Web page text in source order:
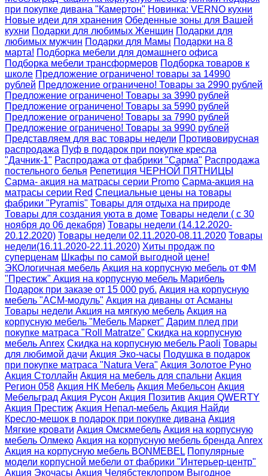
при покупке дивана "Камертон" Новинка: VERNO кухни
Новые идеи для хранения Обеденные зоны для Вашей
кухни Подарки для любимых Женщин Подарки для
любимых мужчин Подарки для Мамы Подарки на 8
марта! Подборка мебели для домашнего офиса
Подборка мебели трансформеров Подборка товаров к
школе Предложение ограничено! товары за 14990
рублей Предложение ограничено! Товары за 2990 рублей
Предложение ограничено! Товары за 3990 рублей
Предложение ограничено! Товары за 5990 рублей
Предложение ограничено! Товары за 7990 рублей
Предложение ограничено! Товары за 9990 рублей
Представляем для вас товары недели Противовирусная
распродажа Пуф в подарок при покупке кресла
"Дачник-1" Распродажа от фабрики "Сарма" Распродажа
постельного белья Репетиция ЧЕРНОЙ ПЯТНИЦЫ
Сарма- акция на матрасы серии Promo Сарма-акция на
матрасы серии Red Специальные цены на товары
фабрики "Pyramis" Товары для отдыха на природе
Товары для создания уюта в доме Товары недели ( с 30
ноября до 06 декабря) Товары недели (14.12.2020-
20.12.2020) Товары недели 02.11.2020-08.11.2020 Товары
недели(16.11.2020-22.11.2020) Хиты продаж по
суперценам Шкафы по самой выгодной цене!
ЭКОлогичная мебель Акция на корпусную мебель от ФМ
"Престиж" Акция на корпусную мебель Марибель
Подарок при заказе от 15 000 руб. Акция на корпусную
мебель "АСМ-модуль" Акция на диваны от Асманы
Товары недели Акция на мягкую мебель Акция на
корпусную мебель "Мебель Маркет" Дарим плед при
покупке матраса "Roll Matratze" Скидка на корпусную
мебель Anrex Скидка на корпусную мебель Paoli Товары
для любимой дачи Акция Эко-часы Подушка в подарок
при покупке матраса "Natura Vera" Акция Золотое Руно
Акция Столлайн Акция на мебель для спальни Акция
Регион 058 Акция НК Мебель Акция Мебельсон Акция
Мебельград Акция Русон Акция Позитив Акция QWERTY
Акция Престиж Акция Непал-мебель Акция Найди
Кресло-мешок в подарок при покупке дивана Акция
Мягкие кровати Акция Омскмебель Акция на корпусную
мебель Олмеко Акция на корпусную мебель бренда Anrex
Акция на корпусную мебель BONMEBEL Популярные
модели корпусной мебели от фабрики "Интерьер-центр"
Акция Экочасы Акция Челябстеклопром Выгодное